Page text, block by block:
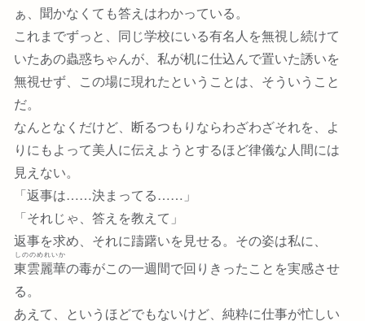
ぁ、聞かなくても答えはわかっている。
これまでずっと、同じ学校にいる有名人を無視し続けて
いたあの蟲惑ちゃんが、私が机に仕込んで置いた誘いを
無視せず、この場に現れたということは、そういうこと
だ。
なんとなくだけど、断るつもりならわざわざそれを、よ
りにもよって美人に伝えようとするほど律儀な人間には
見えない。
「返事は……決まってる……」
「それじゃ、答えを教えて」
返事を求め、それに躊躇いを見せる。その姿は私に、
東雲麗華
しののめれいか
の毒がこの一週間で回りきったことを実感させ
る。
あえて、というほどでもないけど、純粋に仕事が忙しい